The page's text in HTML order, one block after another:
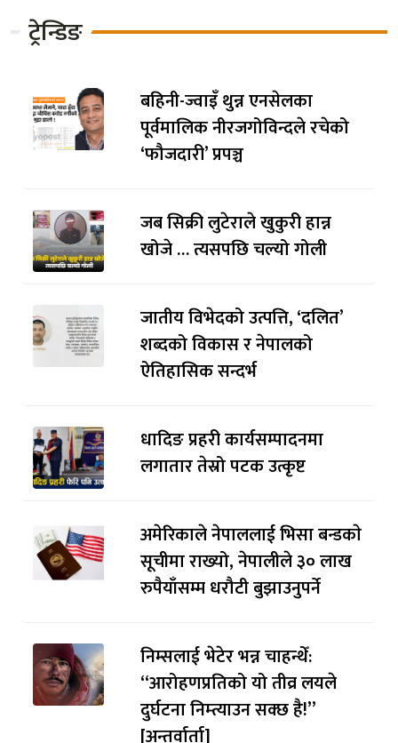
ट्रेन्डिङ
बहिनी-ज्वाइँ थुन्न एनसेलका
पूर्वमालिक नीरजगोविन्दले रचेको
‘फौजदारी’ प्रपञ्च
जब सिक्री लुटेराले खुकुरी हान्न
खोजे … त्यसपछि चल्यो गोली
जातीय विभेदको उत्पत्ति, ‘दलित’
शब्दको विकास र नेपालको
ऐतिहासिक सन्दर्भ
धादिङ प्रहरी कार्यसम्पादनमा
लगातार तेस्रो पटक उत्कृष्ट
अमेरिकाले नेपाललाई भिसा बन्डकाे
सूचीमा राख्यो, नेपालीले ३० लाख
रुपैयाँसम्म धरौटी बुझाउनुपर्ने
निम्सलाई भेटेर भन्न चाहन्थेँ:
“आरोहणप्रतिको यो तीव्र लयले
दुर्घटना निम्त्याउन सक्छ है!”
[अन्तर्वार्ता]